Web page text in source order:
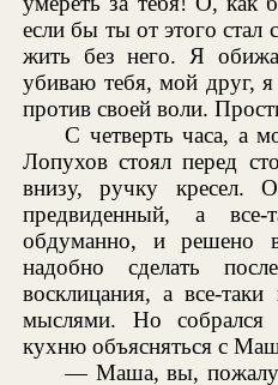
если бы ты от этого стал
жить без него. Я
убиваю тебя, мой друг,
против своей воли.
С четверть часа, а
Лопухов стоял перед
внизу, ручку
предвиденный, а
обдуманно, и решено
надобно сделать
восклицания, а все-
мыслями. Но
кухню объясняться с
— Маша, вы,